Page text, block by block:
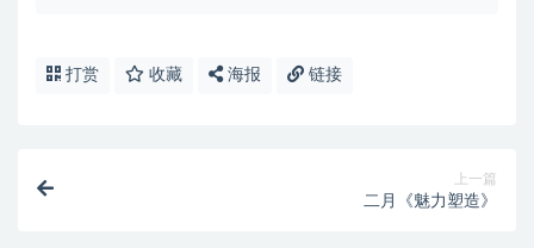
打赏 收藏 海报 链接
上一篇
二月《魅力塑造》